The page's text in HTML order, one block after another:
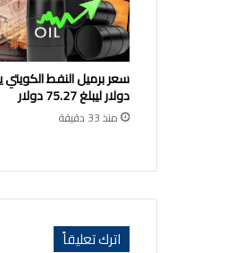
دولار ليبلغ 75.27 دولار
منذ 33 دقيقة
اترك تعليقاً